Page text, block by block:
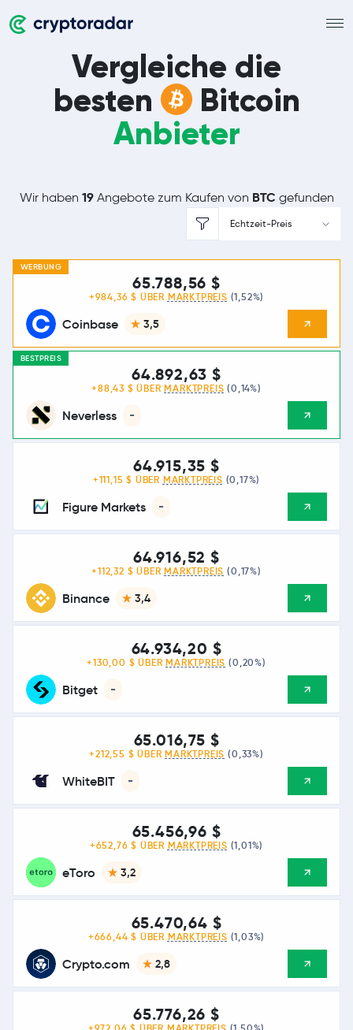
Vergleiche die
besten
Bitcoin
Anbieter
Wir haben 19Angebote zum Kaufen von BTC gefunden
Echtzeit-Preis
WERBUNG
Coinbase 3,5
65.788,56 $
+984,36 $ ÜBER MARKTPREIS (1,52%)
BESTPREIS
Neverless -
64.892,63 $
+88,43 $ ÜBER MARKTPREIS (0,14%)
Figure Markets -
64.915,35 $
+111,15 $ ÜBER MARKTPREIS (0,17%)
Binance 3,4
64.916,52 $
+112,32 $ ÜBER MARKTPREIS (0,17%)
Bitget -
64.934,20 $
+130,00 $ ÜBER MARKTPREIS (0,20%)
WhiteBIT -
65.016,75 $
+212,55 $ ÜBER MARKTPREIS (0,33%)
eToro 3,2
65.456,96 $
+652,76 $ ÜBER MARKTPREIS (1,01%)
Crypto.com 2,8
65.470,64 $
+666,44 $ ÜBER MARKTPREIS (1,03%)
65.776,26 $